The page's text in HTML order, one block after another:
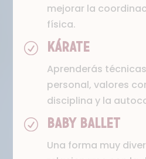
mejorar la
física.
R KÁRATE
Aprenderás
personal, valores
disciplina y la
R BABY BALLET
Una forma muy